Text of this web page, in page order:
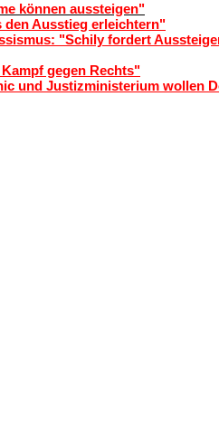
können aussteigen"
den Ausstieg erleichtern"
"Schily fordert
gegen Rechts"
und Justizministerium wollen